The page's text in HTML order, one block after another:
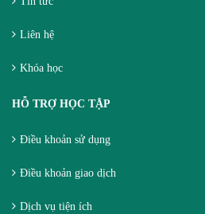
Liên hệ
Khóa học
HỖ TRỢ HỌC TẬP
Điều khoản sử dụng
Điều khoản giao dịch
Dịch vụ tiện ích